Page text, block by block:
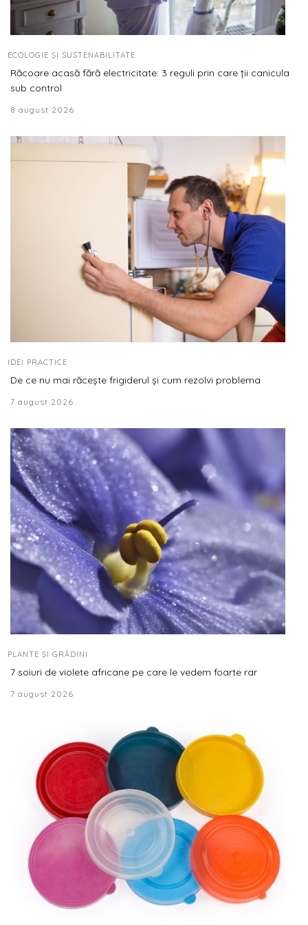
ECOLOGIE ȘI SUSTENABILITATE
Răcoare acasă fără electricitate: 3 reguli prin care ții canicula
sub control
8 august 2026
IDEI PRACTICE
De ce nu mai răcește frigiderul și cum rezolvi problema
7 august 2026
PLANTE ȘI GRĂDINI
7 soiuri de violete africane pe care le vedem foarte rar
7 august 2026